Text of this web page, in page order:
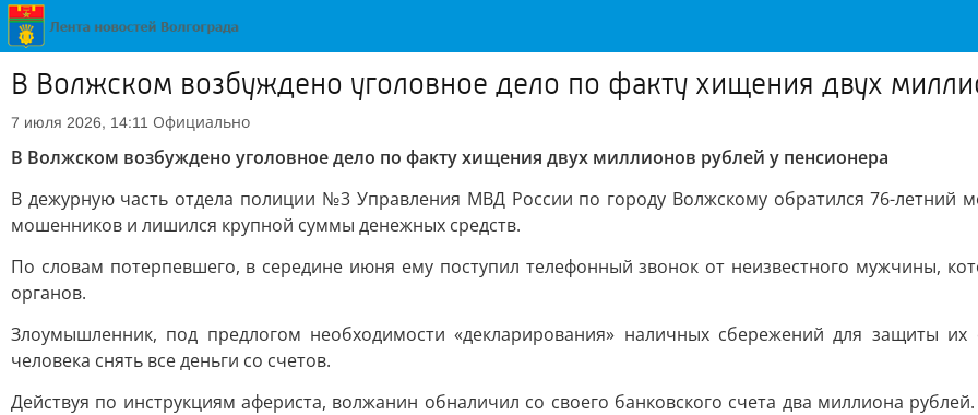
В Волжском возбуждено уголовное дело по факту хищения двух
7 июля 2026, 14:11 Официально
В Волжском возбуждено уголовное дело по факту хищения двух миллионов рублей у пенсионера
В дежурную часть отдела полиции №3 Управления МВД России по городу Волжскому обратился 76-летний
мошенников и лишился крупной суммы денежных средств.
По словам потерпевшего, в середине июня ему поступил телефонный звонок от неизвестного мужчины,
органов.
Злоумышленник, под предлогом необходимости «декларирования» наличных сбережений для защиты их
человека снять все деньги со счетов.
Действуя по инструкциям афериста, волжанин обналичил со своего банковского счета два миллиона